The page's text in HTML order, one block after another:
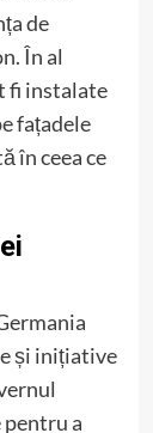
de
În al
fi instalate
fațadele
în ceea ce
și inițiative
a